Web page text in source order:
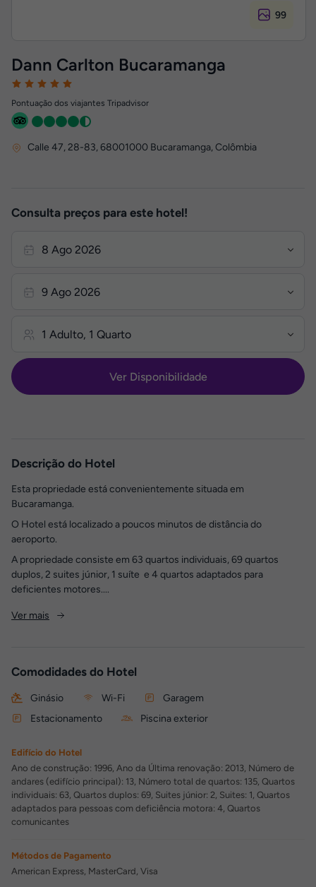
99
Dann Carlton Bucaramanga
Pontuação dos viajantes Tripadvisor
Calle 47, 28-83,68001000 Bucaramanga, Colômbia
Consulta preços para este hotel!
Ver Disponibilidade
Descrição do Hotel
Esta propriedade está convenientemente situada em
Bucaramanga.
O Hotel está localizado a poucos minutos de distância do
aeroporto.
A propriedade consiste em 63 quartos individuais, 69 quartos
duplos, 2 suites júnior, 1 suíte e 4 quartos adaptados para
deficientes motores....
Ver mais
Comodidades do Hotel
Ginásio Wi-Fi
Garagem
Estacionamento
Piscina exterior
Edifício do Hotel
Ano de construção: 1996, Ano da Última renovação: 2013, Número de
andares (edifício principal): 13, Número total de quartos: 135, Quartos
individuais: 63, Quartos duplos: 69, Suites júnior: 2, Suites: 1, Quartos
adaptados para pessoas com deficiência motora: 4, Quartos
comunicantes
Métodos de Pagamento
American Express, MasterCard, Visa